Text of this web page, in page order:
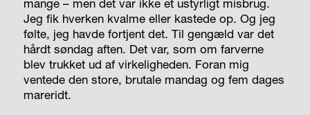
mange – men det var ikke et ustyrligt misbrug.
Jeg fik hverken kvalme eller kastede op. Og jeg
følte, jeg havde fortjent det. Til gengæld var det
hårdt søndag aften. Det var, som om farverne
blev trukket ud af virkeligheden. Foran mig
ventede den store, brutale mandag og fem dages
mareridt.